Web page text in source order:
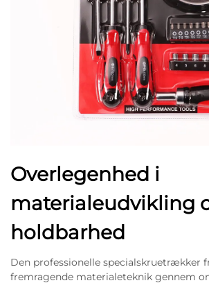
Overlegenhed i
materialeudvikling
holdbarhed
Den professionelle specialskruetrækker
fremragende materialeteknik gennem